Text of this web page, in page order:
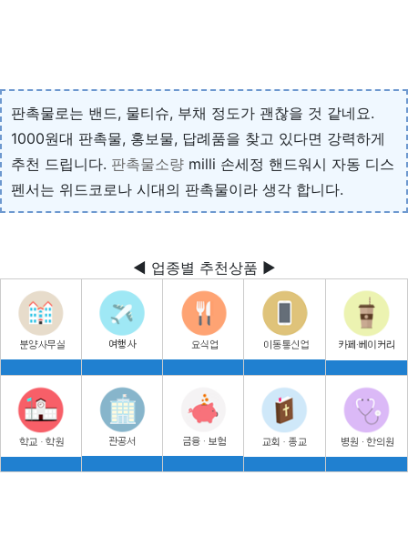
판촉물로는 밴드, 물티슈, 부채 정도가 괜찮을 것 같네요.
1000원대 판촉물, 홍보물, 답례품을 찾고 있다면 강력하게
추천 드립니다. 판촉물소량 milli 손세정 핸드워시 자동 디스
펜서는 위드코로나 시대의 판촉물이라 생각 합니다.
◀ 업종별 추천상품 ▶